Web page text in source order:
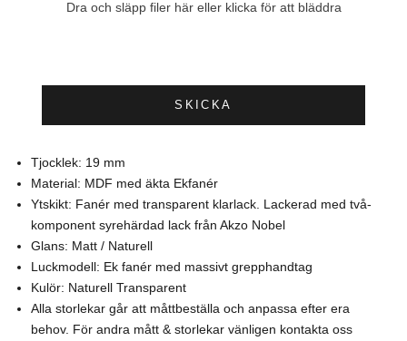
Dra och släpp filer här eller klicka för att bläddra
SKICKA
Tjocklek: 19 mm
Material: MDF med äkta Ekfanér
Ytskikt: Fanér med transparent klarlack. Lackerad med två-
komponent syrehärdad lack från Akzo Nobel
Glans: Matt / Naturell
Luckmodell: Ek fanér med massivt grepphandtag
Kulör: Naturell Transparent
Alla storlekar går att måttbeställa och anpassa efter era
behov. För andra mått & storlekar vänligen kontakta oss